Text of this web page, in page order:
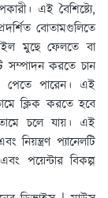
এই বৈশিষ্ট্যে,
বোতামগুলিতে
মুছে ফেলতে বা
সম্পাদন করতে চান
পেতে পারেন। এই
ক্লিক করতে হবে
চলে যায়। এই
নিয়ন্ত্রণ প্যানেলটি
পয়েন্টার বিকল্প